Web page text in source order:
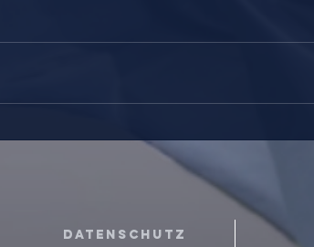
Datenschutz